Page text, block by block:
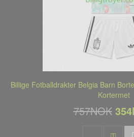
Billige Fotballdrakter Belgia Barn
Kortermet
757NOK